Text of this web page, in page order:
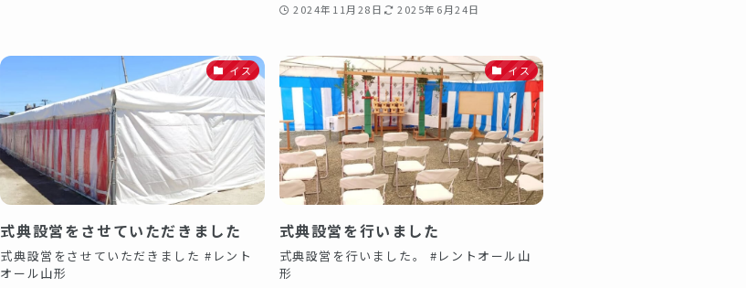
2024年11月28日 2025年6月24日
イス
式典設営をさせていただきました
式典設営をさせていただきました #レント
オール山形
イス
式典設営を行いました
式典設営を行いました。 #レントオール山
形